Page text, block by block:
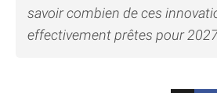
savoir combien de ces
effectivement prêtes pour